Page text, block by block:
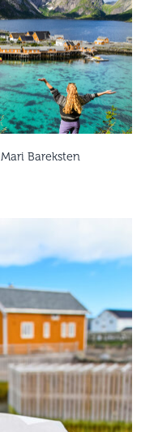
Bareksten